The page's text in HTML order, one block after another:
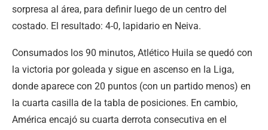
sorpresa al área, para definir luego de un centro del
costado. El resultado: 4-0, lapidario en Neiva.
Consumados los 90 minutos, Atlético Huila se quedó con
la victoria por goleada y sigue en ascenso en la Liga,
donde aparece con 20 puntos (con un partido menos) en
la cuarta casilla de la tabla de posiciones. En cambio,
América encajó su cuarta derrota consecutiva en el